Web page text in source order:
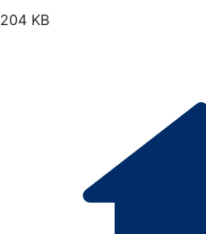
204 KB